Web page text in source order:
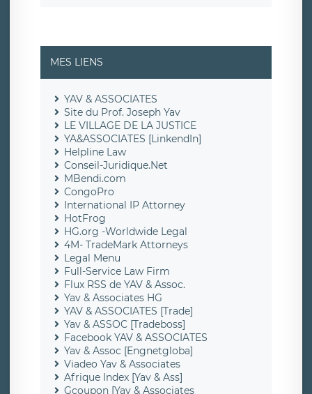
MES LIENS
YAV & ASSOCIATES
Site du Prof. Joseph Yav
LE VILLAGE DE LA JUSTICE
YA&ASSOCIATES [LinkendIn]
Helpline Law
Conseil-Juridique.Net
MBendi.com
CongoPro
International IP Attorney
HotFrog
HG.org -Worldwide Legal
4M- TradeMark Attorneys
Legal Menu
Full-Service Law Firm
Flux RSS de YAV & Assoc.
Yav & Associates HG
YAV & ASSOCIATES [Trade]
Yav & ASSOC [Tradeboss]
Facebook YAV & ASSOCIATES
Yav & Assoc [Engnetgloba]
Viadeo Yav & Associates
Afrique Index [Yav & Ass]
Gcoupon [Yav & Associates